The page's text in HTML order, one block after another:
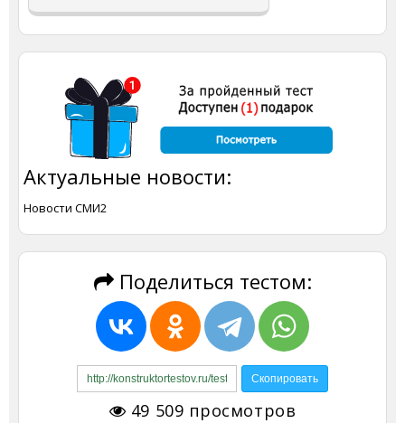
Актуальные новости:
Новости СМИ2
Поделиться тестом:
49 509 просмотров